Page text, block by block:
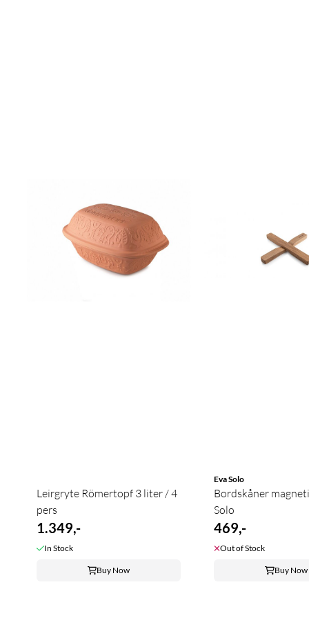
Leirgryte Römertopf 3 liter / 4
pers
1.349,-
In Stock
Buy Now
Eva Solo
Bordskåner
Solo
469,-
Out of Stock
Buy Now